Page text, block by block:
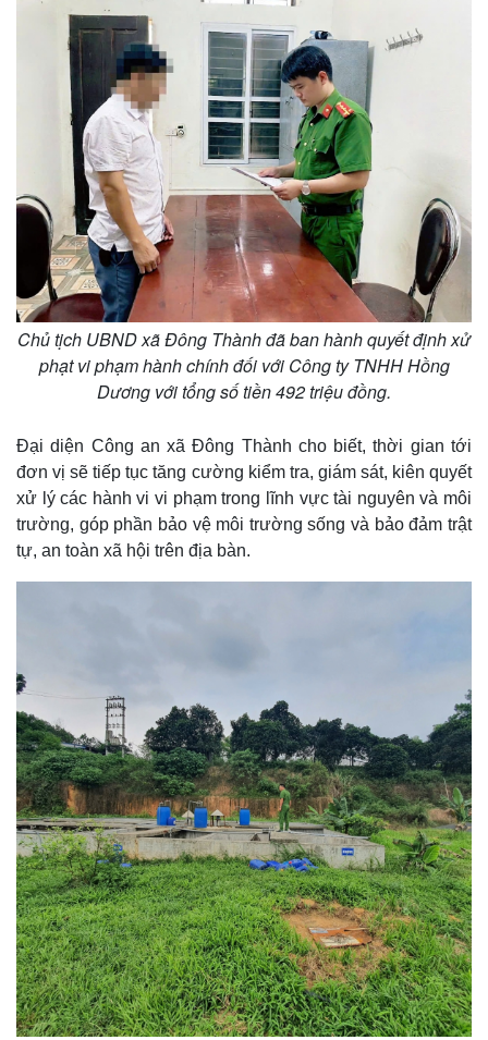
Pháp luật
Vụ án
Tin nóng
Tư vấn luật
Quân sự - Quốc phòng
Vũ khí
Việt Nam
Phân tích
Chủ tịch UBND xã Đông Thành đã ban hành quyết định xử
phạt vi phạm hành chính đối với Công ty TNHH Hồng
Dương với tổng số tiền 492 triệu đồng.
Đại diện Công an xã Đông Thành cho biết, thời gian tới
đơn vị sẽ tiếp tục tăng cường kiểm tra, giám sát, kiên quyết
xử lý các hành vi vi phạm trong lĩnh vực tài nguyên và môi
trường, góp phần bảo vệ môi trường sống và bảo đảm trật
tự, an toàn xã hội trên địa bàn.